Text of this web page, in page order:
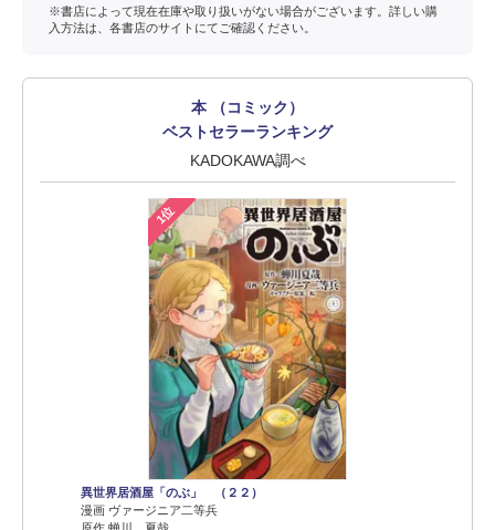
※書店によって現在在庫や取り扱いがない場合がございます。詳しい購
入方法は、各書店のサイトにてご確認ください。
本 （コミック）
ベストセラーランキング
KADOKAWA調べ
1位
異世界居酒屋「のぶ」 （２２）
漫画 ヴァージニア二等兵